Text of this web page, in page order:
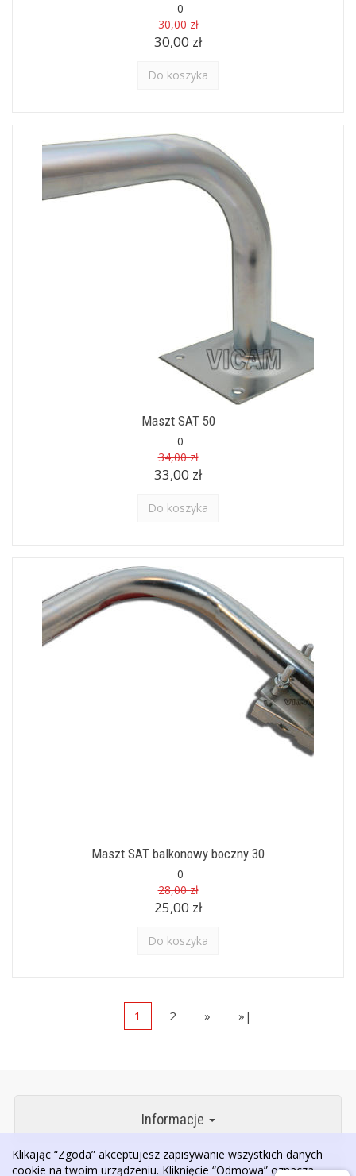
0
30,00 zł
30,00 zł
Do koszyka
Maszt SAT 50
0
34,00 zł
33,00 zł
Do koszyka
Maszt SAT balkonowy boczny 30
0
28,00 zł
25,00 zł
Do koszyka
1 2 » »|
Informacje
Klikając “Zgoda” akceptujesz zapisywanie wszystkich danych
cookie na twoim urządzeniu. Kliknięcie “Odmowa” oznacza